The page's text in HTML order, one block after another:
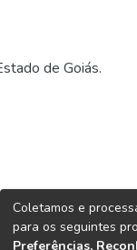
de Goiás.
Coletamos e
para os seguintes
Preferências,